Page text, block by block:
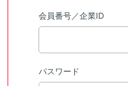
会員番号／企業ID
パスワード